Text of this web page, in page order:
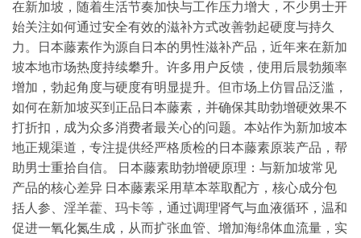
在新加坡，随着生活节奏加快与工作压力增大，不少男士开
始关注如何通过安全有效的滋补方式改善勃起硬度与持久
力。日本藤素作为源自日本的男性滋补产品，近年来在新加
坡本地市场热度持续攀升。许多用户反馈，使用后晨勃频率
增加，勃起角度与硬度有明显提升。但市场上仿冒品泛滥，
如何在新加坡买到正品日本藤素，并确保其助勃增硬效果不
打折扣，成为众多消费者最关心的问题。本站作为新加坡本
地正规渠道，专注提供经严格质检的日本藤素原装产品，帮
助男士重拾自信。 日本藤素助勃增硬原理：与新加坡常见
产品的核心差异 日本藤素采用草本萃取配方，核心成分包
括人参、淫羊藿、玛卡等，通过调理肾气与血液循环，温和
促进一氧化氮生成，从而扩张血管、增加海绵体血流量，实